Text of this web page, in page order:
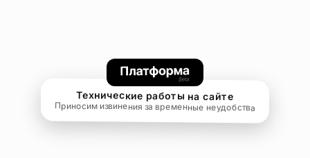
Технические работы на сайте
Приносим извинения за временные неудобства